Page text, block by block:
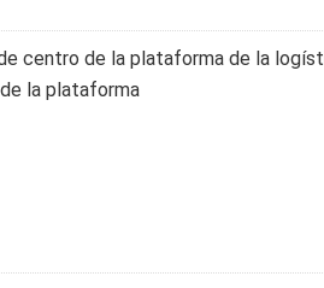
centro de la plataforma de la
la plataforma